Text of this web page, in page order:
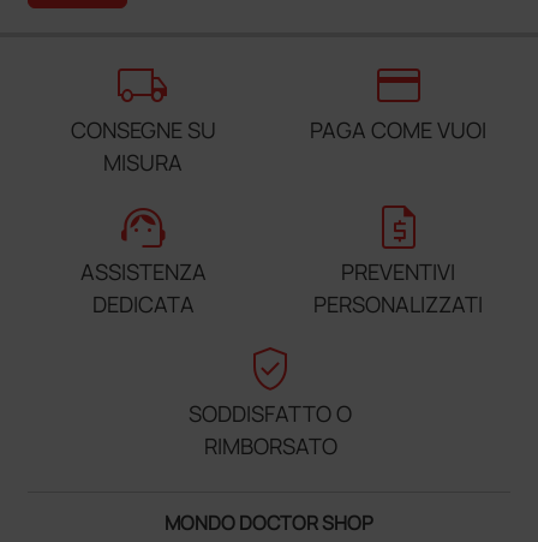
local_shipping
CONSEGNE SU
MISURA
credit_card
PAGA COME VUOI
support_agent
ASSISTENZA
DEDICATA
request_quote
PREVENTIVI
PERSONALIZZATI
verified_user
SODDISFATTO O
RIMBORSATO
MONDO DOCTOR SHOP